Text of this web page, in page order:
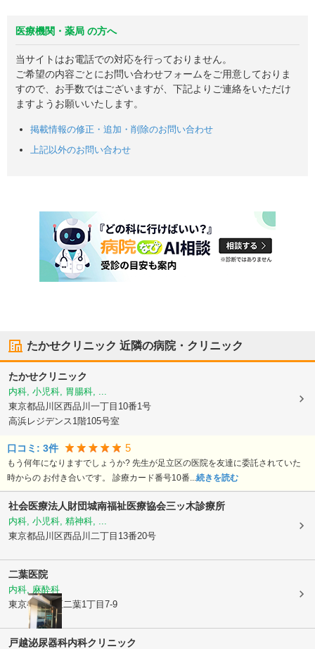
医療機関・薬局 の方へ
当サイトはお電話での対応を行っておりません。
ご希望の内容ごとにお問い合わせフォームをご用意しておりま
すので、お手数ではございますが、下記よりご連絡をいただけ
ますようお願いいたします。
掲載情報の修正・追加・削除のお問い合わせ
上記以外のお問い合わせ
たかせクリニック 近隣の病院・クリニック
たかせクリニック
内科, 小児科, 胃腸科, ...
東京都品川区西品川一丁目10番1号
高浜レジデンス1階105号室
口コミ: 3件 5
もう何年になりますでしょうか? 先生が足立区の医院を友達に委託されていた
時からの お付き合いです。 診療カード番号10番... 続きを読む
社会医療法人財団城南福祉医療協会三ッ木診療所
内科, 小児科, 精神科, ...
東京都品川区西品川二丁目13番20号
二葉医院
内科, 麻酔科
東京都品川区 二葉1丁目7-9
戸越泌尿器科内科クリニック